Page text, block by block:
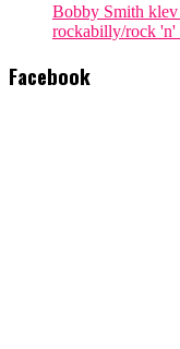
Bobby Smith klev
rockabilly/rock 'n'
Facebook